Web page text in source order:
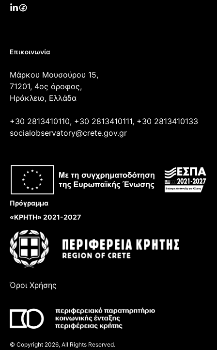
Επικοινωνία
Μάρκου Μουσούρου 15,
71201, 4ος όροφος,
Ηράκλειο, Ελλάδα
+30 2813410110, +30 2813410111, +30 2813410133
socialobservatory@crete.gov.gr
Πρόγραμμα
«ΚΡΗΤΗ» 2021-2027
© Copyright 2026, All Rights Reserved.
Όροι Χρήσης